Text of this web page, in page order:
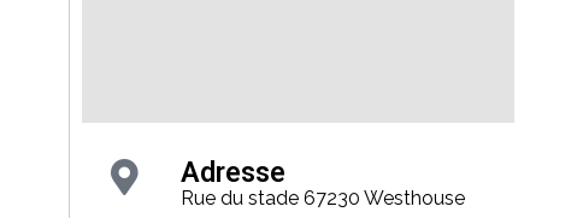
Adresse
Rue du stade 67230 Westhouse